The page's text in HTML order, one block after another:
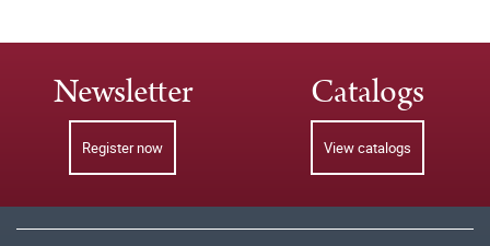
Newsletter
Register now
Catalogs
View catalogs